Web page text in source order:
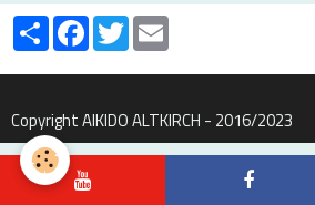
PartagerFacebook
Twitter
Copyright AIKIDO ALTKIRCH - 2016/2023